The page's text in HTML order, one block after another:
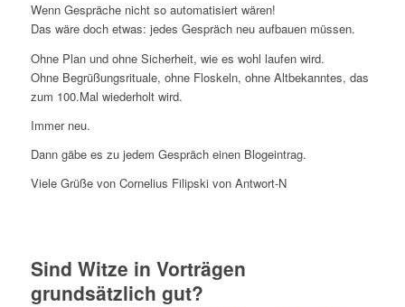
Wenn Gespräche nicht so automatisiert wären!
Das wäre doch etwas: jedes Gespräch neu aufbauen müssen.
Ohne Plan und ohne Sicherheit, wie es wohl laufen wird.
Ohne Begrüßungsrituale, ohne Floskeln, ohne Altbekanntes, das
zum 100.Mal wiederholt wird.
Immer neu.
Dann gäbe es zu jedem Gespräch einen Blogeintrag.
Viele Grüße von Cornelius Filipski von Antwort-N
Sind Witze in Vorträgen
grundsätzlich gut?